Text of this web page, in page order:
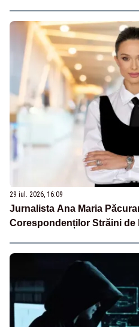
29 iul. 2026, 16:09
Jurnalista Ana Maria
Corespondenților Străini de